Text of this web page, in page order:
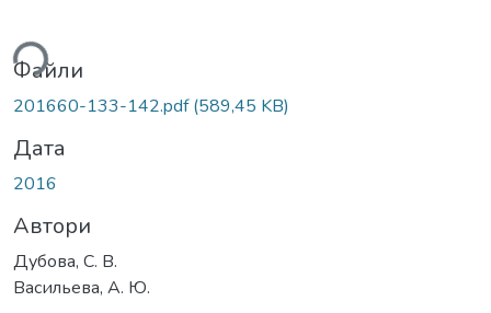
Файли
201660-133-142.pdf(589,45 KB)
Дата
2016
Автори
Дубова, С. В.
Васильева, А. Ю.